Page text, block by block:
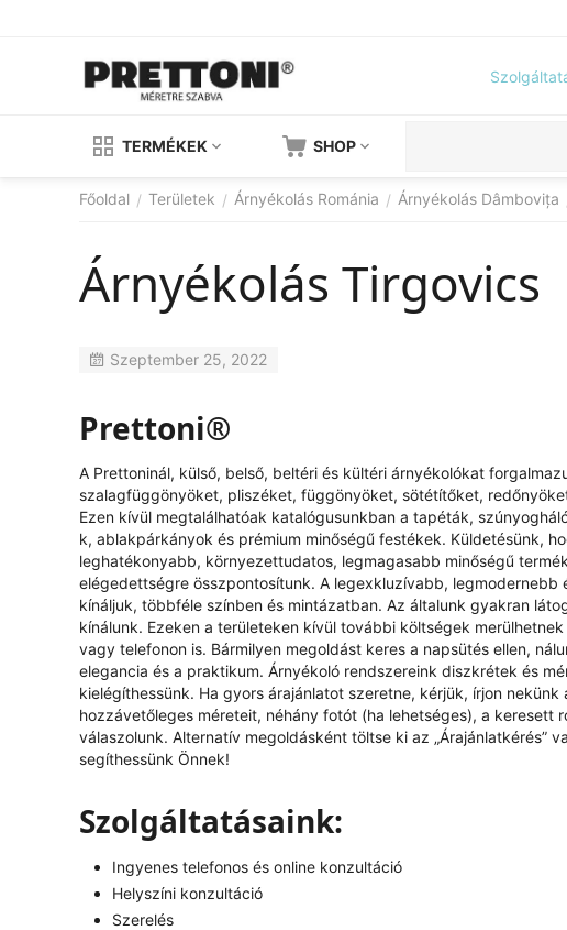
TERMÉKEK SHOP
Főoldal / Területek / Árnyékolás Románia / Árnyékolás Dâmbovița
Árnyékolás Tirgovics
Szeptember 25, 2022
Prettoni®
A Prettoninál, külső, belső, beltéri és kültéri árnyékolókat
szalagfüggönyöket, pliszéket, függönyöket, sötétítőket,
Ezen kívül megtalálhatóak katalógusunkban a tapéták,
k, ablakpárkányok és prémium minőségű festékek. Küldetésünk,
leghatékonyabb, környezettudatos, legmagasabb minőségű
elégedettségre összpontosítunk. A legexkluzívabb,
kínáljuk, többféle színben és mintázatban. Az általunk gyakran
kínálunk. Ezeken a területeken kívül további költségek
vagy telefonon is. Bármilyen megoldást keres a napsütés ellen,
elegancia és a praktikum. Árnyékoló rendszereink diszkrétek és
kielégíthessünk. Ha gyors árajánlatot szeretne, kérjük, írjon nekünk
hozzávetőleges méreteit, néhány fotót (ha lehetséges), a
válaszolunk. Alternatív megoldásként töltse ki az „Árajánlatkérés”
segíthessünk Önnek!
Szolgáltatásaink:
Ingyenes telefonos és online konzultáció
Helyszíni konzultáció
Szerelés